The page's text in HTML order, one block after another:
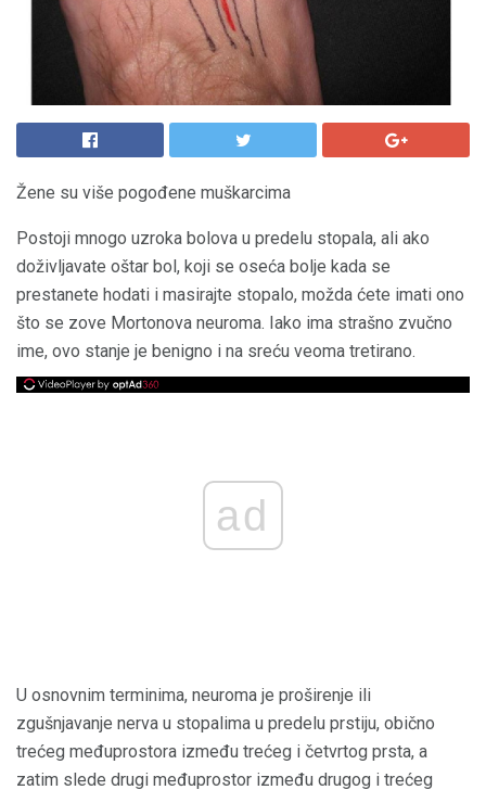
Žene su više pogođene muškarcima
Postoji mnogo uzroka bolova u predelu stopala, ali ako
doživljavate oštar bol, koji se oseća bolje kada se
prestanete hodati i masirajte stopalo, možda ćete imati ono
što se zove Mortonova neuroma. Iako ima strašno zvučno
ime, ovo stanje je benigno i na sreću veoma tretirano.
ad
U osnovnim terminima, neuroma je proširenje ili
zgušnjavanje nerva u stopalima u predelu prstiju, obično
trećeg međuprostora između trećeg i četvrtog prsta, a
zatim slede drugi međuprostor između drugog i trećeg